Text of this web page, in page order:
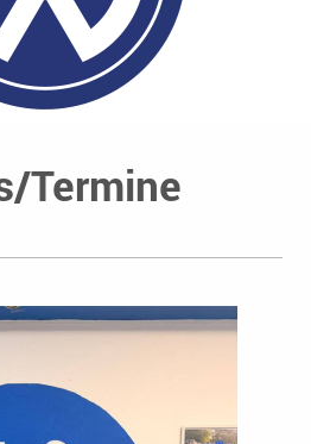
Termine